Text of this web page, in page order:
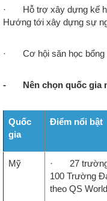
· Hỗ trợ xây dựng kế
Hướng tới xây dựng sự
· Cơ hội săn học bổng
- Nên chọn quốc gia
Quốc
gia
Điểm nổi bật
Mỹ
· 27 trường
100 Trường
theo QS